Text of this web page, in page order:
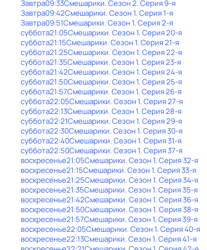
Завтра09:33Смешарики. Сезон 2. Серия 9-я
Завтра09:42Смешарики. Сезон 1. Серия 1-я
Завтра09:51Смешарики. Сезон 1. Серия 2-я
суббота21:05Смешарики. Сезон 1. Серия 20-я
суббота21:15Смешарики. Сезон 1. Серия 21-я
суббота21:25Смешарики. Сезон 1. Серия 22-я
суббота21:35Смешарики. Сезон 1. Серия 23-я
суббота21:42Смешарики. Сезон 1. Серия 24-я
суббота21:50Смешарики. Сезон 1. Серия 25-я
суббота21:57Смешарики. Сезон 1. Серия 26-я
суббота22:05Смешарики. Сезон 1. Серия 27-я
суббота22:13Смешарики. Сезон 1. Серия 28-я
суббота22:21Смешарики. Сезон 1. Серия 29-я
суббота22:30Смешарики. Сезон 1. Серия 30-я
суббота22:40Смешарики. Сезон 1. Серия 31-я
суббота22:50Смешарики. Сезон 1. Серия 37-я
воскресенье21:05Смешарики. Сезон 1. Серия 32-я
воскресенье21:15Смешарики. Сезон 1. Серия 33-я
воскресенье21:25Смешарики. Сезон 1. Серия 34-я
воскресенье21:35Смешарики. Сезон 1. Серия 35-я
воскресенье21:42Смешарики. Сезон 1. Серия 36-я
воскресенье21:50Смешарики. Сезон 1. Серия 38-я
воскресенье21:57Смешарики. Сезон 1. Серия 39-я
воскресенье22:05Смешарики. Сезон 1. Серия 40-я
воскресенье22:13Смешарики. Сезон 1. Серия 41-я